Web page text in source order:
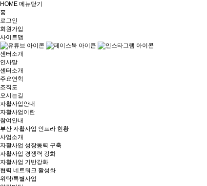
HOME 메뉴닫기
홈
로그인
회원가입
사이트맵
센터소개
인사말
센터소개
주요연혁
조직도
오시는길
자활사업안내
자활사업이란
참여안내
부산 자활사업 인프라 현황
사업소개
자활사업 성장동력 구축
자활사업 경쟁력 강화
자활사업 기반강화
협력 네트워크 활성화
위탁/특별사업